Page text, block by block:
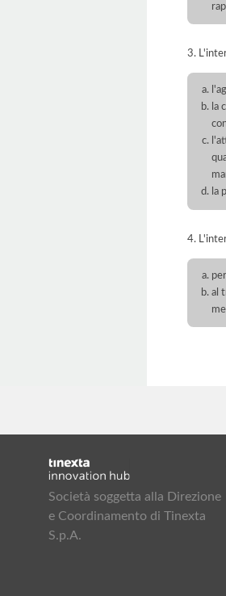
3.
la
la
4.
al
Società soggetta alla Direzione
e Coordinamento di Tinexta
S.p.A.